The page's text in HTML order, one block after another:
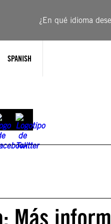
¿En qué idioma
SPANISH
Más